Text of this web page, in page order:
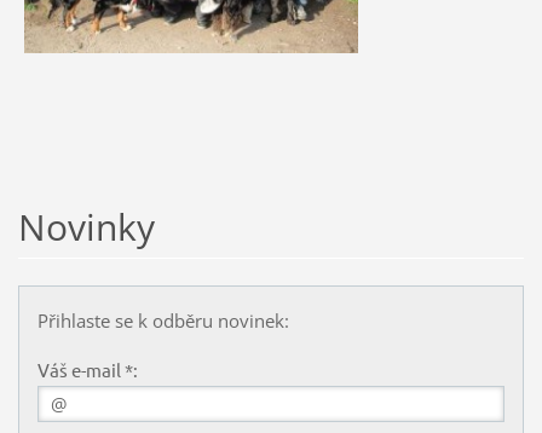
Novinky
Přihlaste se k odběru novinek:
Váš e-mail *: